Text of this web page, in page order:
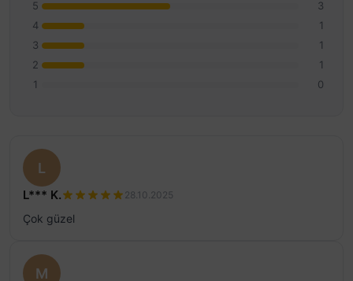
5
3
4
1
3
1
2
1
1
0
L
L*** K. 28.10.2025
Çok güzel
M